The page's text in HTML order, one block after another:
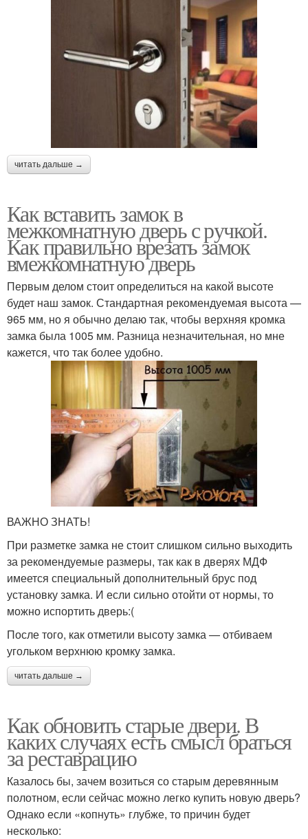
читать дальше →
Как вставить замок в
межкомнатную дверь с ручкой.
Как правильно врезать замок
вмежкомнатную дверь
Первым делом стоит определиться на какой высоте
будет наш замок. Стандартная рекомендуемая высота —
965 мм, но я обычно делаю так, чтобы верхняя кромка
замка была 1005 мм. Разница незначительная, но мне
кажется, что так более удобно.
ВАЖНО ЗНАТЬ!
При разметке замка не стоит слишком сильно выходить
за рекомендуемые размеры, так как в дверях МДФ
имеется специальный дополнительный брус под
установку замка. И если сильно отойти от нормы, то
можно испортить дверь:(
После того, как отметили высоту замка — отбиваем
угольком верхнюю кромку замка.
читать дальше →
Как обновить старые двери. В
каких случаях есть смысл браться
за реставрацию
Казалось бы, зачем возиться со старым деревянным
полотном, если сейчас можно легко купить новую дверь?
Однако если «копнуть» глубже, то причин будет
несколько: